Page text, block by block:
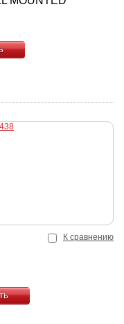
К сравнению